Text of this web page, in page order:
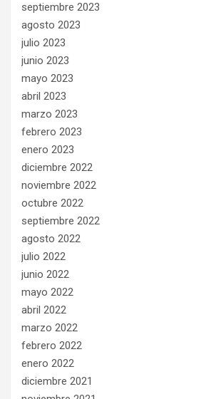
septiembre 2023
agosto 2023
julio 2023
junio 2023
mayo 2023
abril 2023
marzo 2023
febrero 2023
enero 2023
diciembre 2022
noviembre 2022
octubre 2022
septiembre 2022
agosto 2022
julio 2022
junio 2022
mayo 2022
abril 2022
marzo 2022
febrero 2022
enero 2022
diciembre 2021